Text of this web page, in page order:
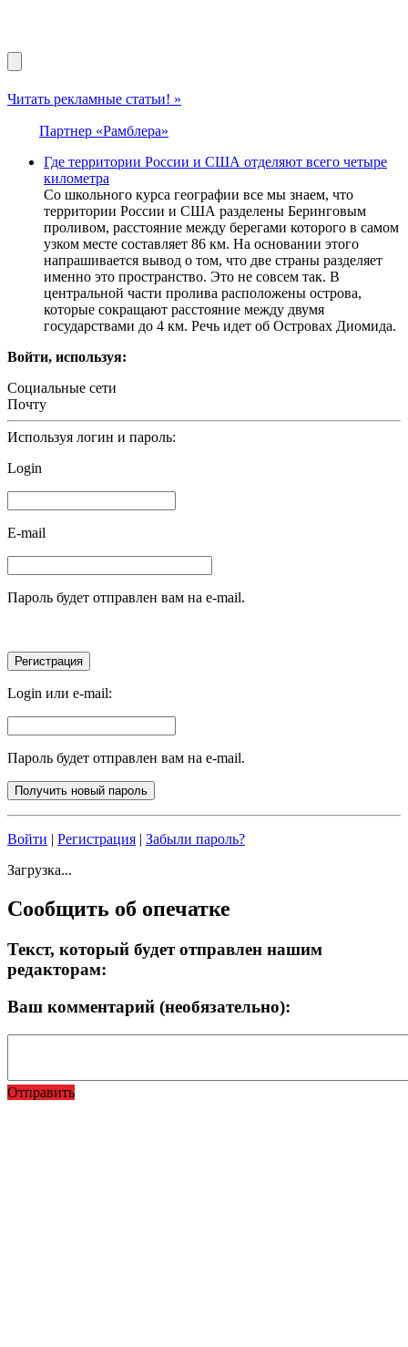
Читать рекламные статьи! »
Партнер «Рамблера»
Где территории России и США отделяют всего четыре
километра
Со школьного курса географии все мы знаем, что
территории России и США разделены Беринговым
проливом, расстояние между берегами которого в самом
узком месте составляет 86 км. На основании этого
напрашивается вывод о том, что две страны разделяет
именно это пространство. Это не совсем так. В
центральной части пролива расположены острова,
которые сокращают расстояние между двумя
государствами до 4 км. Речь идет об Островах Диомида.
Войти, используя:
Социальные сети
Почту
Используя логин и пароль:
Login
E-mail
Пароль будет отправлен вам на e-mail.
Login или e-mail:
Пароль будет отправлен вам на e-mail.
Войти | Регистрация | Забыли пароль?
Загрузка...
Сообщить об опечатке
Текст, который будет отправлен нашим
редакторам:
Ваш комментарий (необязательно):
Отправить